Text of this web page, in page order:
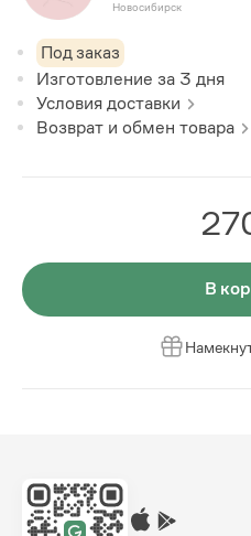
Новосибирск
Под заказ
Изготовление за 3 дня
Условия доставки
Возврат и обмен товара
В